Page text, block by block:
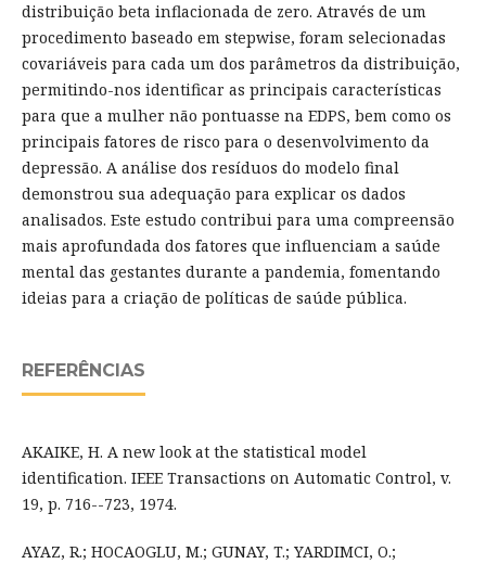
distribuição beta inflacionada de zero. Através de um
procedimento baseado em stepwise, foram selecionadas
covariáveis para cada um dos parâmetros da distribuição,
permitindo-nos identificar as principais características
para que a mulher não pontuasse na EDPS, bem como os
principais fatores de risco para o desenvolvimento da
depressão. A análise dos resíduos do modelo final
demonstrou sua adequação para explicar os dados
analisados. Este estudo contribui para uma compreensão
mais aprofundada dos fatores que influenciam a saúde
mental das gestantes durante a pandemia, fomentando
ideias para a criação de políticas de saúde pública.
REFERÊNCIAS
AKAIKE, H. A new look at the statistical model
identification. IEEE Transactions on Automatic Control, v.
19, p. 716--723, 1974.
AYAZ, R.; HOCAOGLU, M.; GUNAY, T.; YARDIMCI, O.;